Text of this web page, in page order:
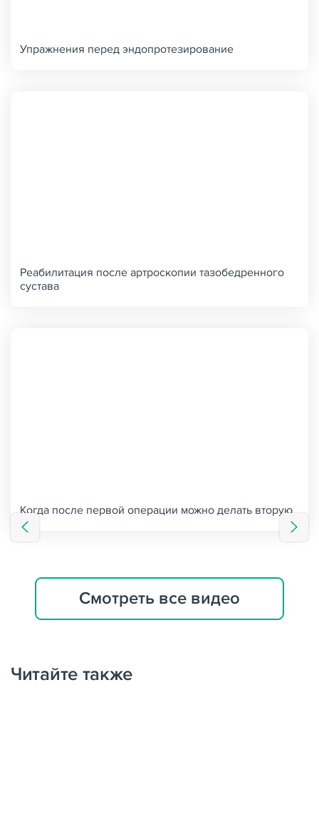
Упражнения перед эндопротезирование
Реабилитация после артроскопии тазобедренного
сустава
Когда после первой операции можно делать вторую
Смотреть все видео
Читайте также